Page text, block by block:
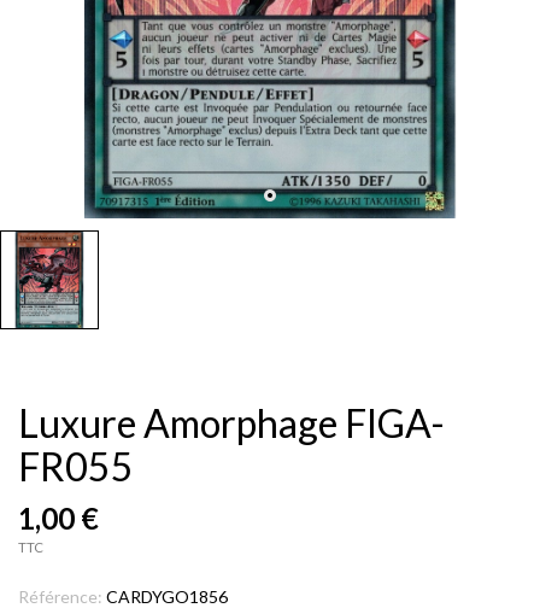
Luxure Amorphage FIGA-
FR055
1,00 €
TTC
Référence: CARDYGO1856